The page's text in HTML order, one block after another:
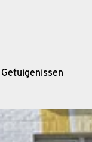
Getuigenissen